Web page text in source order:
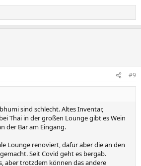
#9
sind schlecht. Altes Inventar,
Thai in der großen Lounge gibt es Wein
der Bar am Eingang.
Lounge renoviert, dafür aber die an den
Seit Covid geht es bergab.
aber trotzdem können das andere